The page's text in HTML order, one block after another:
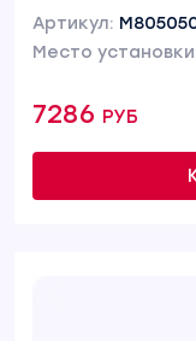
Артикул:
Место
7286 руб